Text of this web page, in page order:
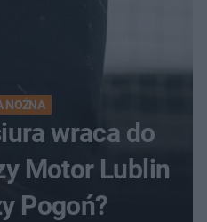
NOŻNA
wraca do
Motor Lublin
Pogoń?